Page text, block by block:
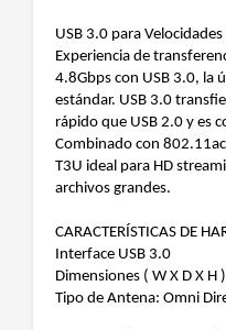
USB 3.0 para
Experiencia de
4.8Gbps con USB 3.0, la
estándar. USB 3.0
rápido que USB 2.0 y es
Combinado con
T3U ideal para HD
archivos grandes.
CARACTERÍSTICAS DE
Interface USB 3.0
Dimensiones ( W X D X
Tipo de Antena: Omni